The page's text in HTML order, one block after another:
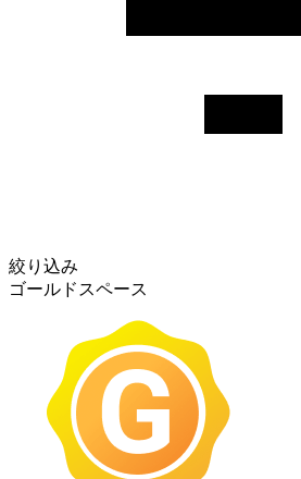
絞り込み
ゴールドスペース